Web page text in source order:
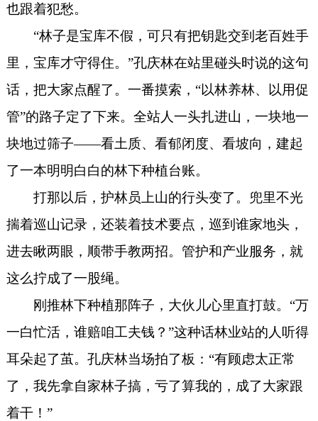
也跟着犯愁。
“林子是宝库不假，可只有把钥匙交到老百姓手
里，宝库才守得住。”孔庆林在站里碰头时说的这句
话，把大家点醒了。一番摸索，“以林养林、以用促
管”的路子定了下来。全站人一头扎进山，一块地一
块地过筛子——看土质、看郁闭度、看坡向，建起
了一本明明白白的林下种植台账。
打那以后，护林员上山的行头变了。兜里不光
揣着巡山记录，还装着技术要点，巡到谁家地头，
进去瞅两眼，顺带手教两招。管护和产业服务，就
这么拧成了一股绳。
刚推林下种植那阵子，大伙儿心里直打鼓。“万
一白忙活，谁赔咱工夫钱？”这种话林业站的人听得
耳朵起了茧。孔庆林当场拍了板：“有顾虑太正常
了，我先拿自家林子搞，亏了算我的，成了大家跟
着干！”